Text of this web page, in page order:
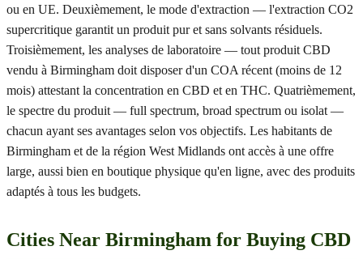
ou en UE. Deuxièmement, le mode d'extraction — l'extraction CO2
supercritique garantit un produit pur et sans solvants résiduels.
Troisièmement, les analyses de laboratoire — tout produit CBD
vendu à Birmingham doit disposer d'un COA récent (moins de 12
mois) attestant la concentration en CBD et en THC. Quatrièmement,
le spectre du produit — full spectrum, broad spectrum ou isolat —
chacun ayant ses avantages selon vos objectifs. Les habitants de
Birmingham et de la région West Midlands ont accès à une offre
large, aussi bien en boutique physique qu'en ligne, avec des produits
adaptés à tous les budgets.
Cities Near Birmingham for Buying CBD